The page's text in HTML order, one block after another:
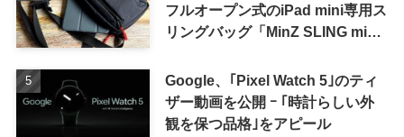
フルオープン式のiPad mini専用ス
リングバッグ「MinZ SLING mini
Google、｢Pixel Watch 5｣のティ
ザー動画を公開 ｰ ｢時計らしい外
観を保つ品格｣をアピール